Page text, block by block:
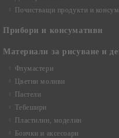
Почистващи продукти и
Прибори и консумативи
Материали за рисуване и
Флумастери
Цветни моливи
Пастели
Тебешири
Пластилин, моделин
Боички и аксесоари